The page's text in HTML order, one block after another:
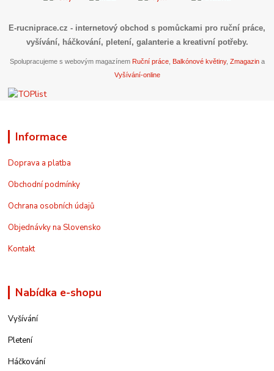
E-rucniprace.cz - internetový obchod s pomůckami pro ruční práce,
vyšívání, háčkování, pletení, galanterie a kreativní potřeby.
Spolupracujeme s webovým magazínem Ruční práce, Balkónové květiny, Zmagazina
Vyšívání-online
Informace
Doprava a platba
Obchodní podmínky
Ochrana osobních údajů
Objednávky na Slovensko
Kontakt
Nabídka e-shopu
Vyšívání
Pletení
Háčkování